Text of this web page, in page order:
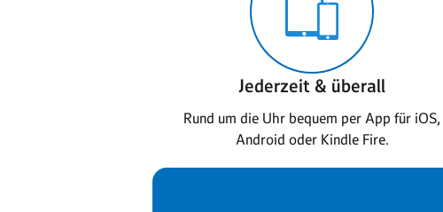
Jederzeit & überall
Rund um die Uhr bequem per App für iOS,
Android oder Kindle Fire.